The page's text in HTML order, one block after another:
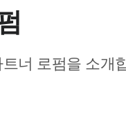
너 로펌을 소개